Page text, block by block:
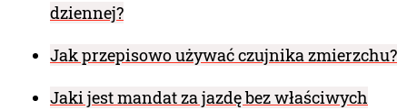
dziennej?
Jak przepisowo używać czujnika zmierzchu?
Jaki jest mandat za jazdę bez właściwych